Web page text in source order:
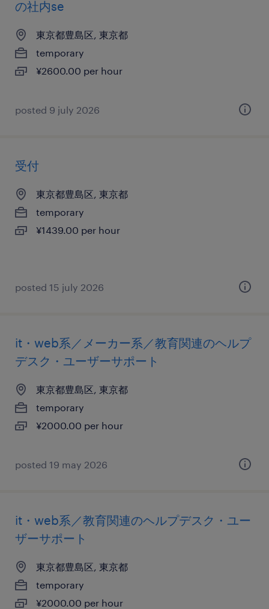
の社内se
東京都豊島区, 東京都
temporary
¥2600.00 per hour
posted 9 july 2026
受付
東京都豊島区, 東京都
temporary
¥1439.00 per hour
posted 15 july 2026
it・web系／メーカー系／教育関連のヘルプ
デスク・ユーザーサポート
東京都豊島区, 東京都
temporary
¥2000.00 per hour
posted 19 may 2026
it・web系／教育関連のヘルプデスク・ユー
ザーサポート
東京都豊島区, 東京都
temporary
¥2000.00 per hour